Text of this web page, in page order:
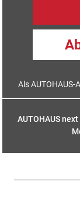
Als
AUTOHAUS